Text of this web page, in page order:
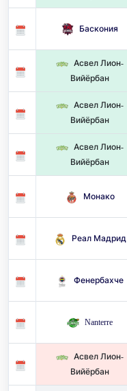
Баскония
Асвел Лион-
Вийёрбан
Асвел Лион-
Вийёрбан
Асвел Лион-
Вийёрбан
Монако
Реал Мадрид
Фенербахче
Nanterre
Асвел Лион-
Вийёрбан